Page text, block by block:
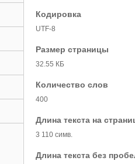
Кодировка
UTF-8
Размер страницы
32.55 КБ
Количество слов
400
Длина текста на
3 110 симв.
Длина текста без